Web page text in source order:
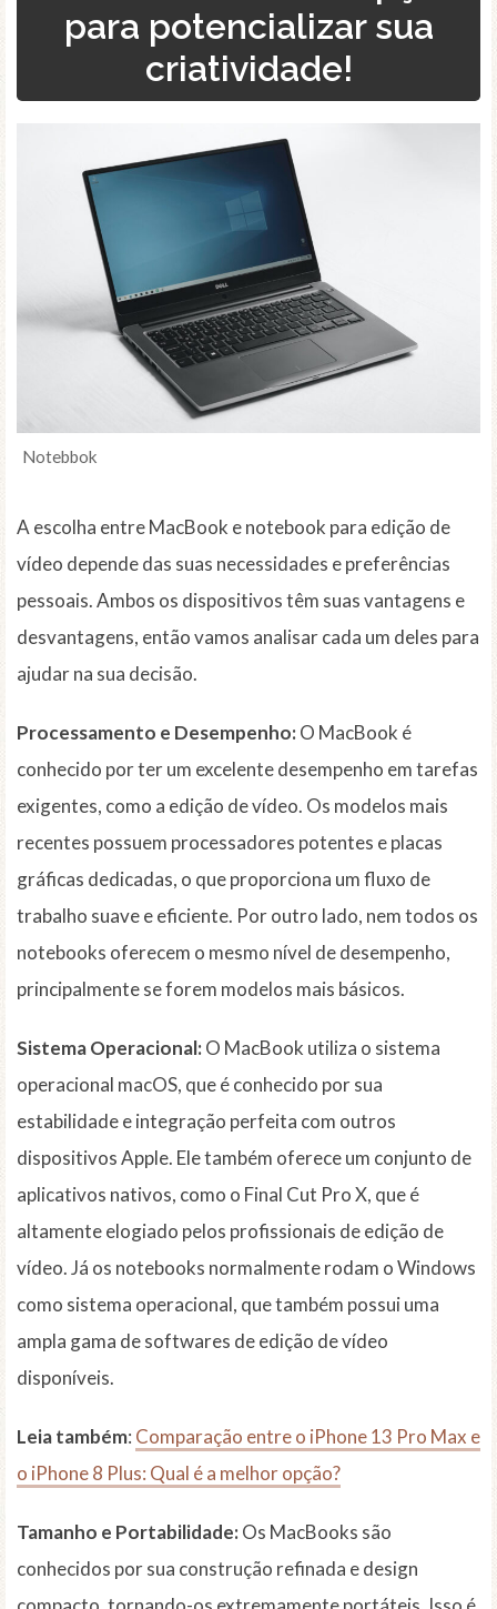
para potencializar sua
criatividade!
Notebbok
A escolha entre MacBook e notebook para edição de
vídeo depende das suas necessidades e preferências
pessoais. Ambos os dispositivos têm suas vantagens e
desvantagens, então vamos analisar cada um deles para
ajudar na sua decisão.
Processamento e Desempenho:O MacBook é
conhecido por ter um excelente desempenho em tarefas
exigentes, como a edição de vídeo. Os modelos mais
recentes possuem processadores potentes e placas
gráficas dedicadas, o que proporciona um fluxo de
trabalho suave e eficiente. Por outro lado, nem todos os
notebooks oferecem o mesmo nível de desempenho,
principalmente se forem modelos mais básicos.
Sistema Operacional:O MacBook utiliza o sistema
operacional macOS, que é conhecido por sua
estabilidade e integração perfeita com outros
dispositivos Apple. Ele também oferece um conjunto de
aplicativos nativos, como o Final Cut Pro X, que é
altamente elogiado pelos profissionais de edição de
vídeo. Já os notebooks normalmente rodam o Windows
como sistema operacional, que também possui uma
ampla gama de softwares de edição de vídeo
disponíveis.
Leia também: Comparação entre o iPhone 13 Pro Max e
o iPhone 8 Plus: Qual é a melhor opção?
Tamanho e Portabilidade:Os MacBooks são
conhecidos por sua construção refinada e design